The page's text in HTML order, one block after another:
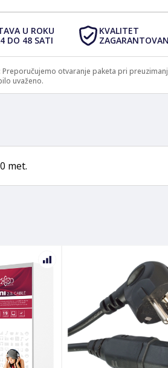
U ROKU
DO 48 SATI
KVALITET
ZAGARANTOVAN
Preporučujemo otvaranje paketa pri
uvaženo.
met.